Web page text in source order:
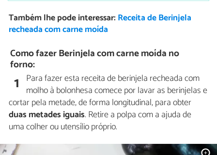
Também lhe pode interessar: Receita de Berinjela
recheada com carne moída
Como fazer Berinjela com carne moída no
forno:
1 Para fazer esta receita de berinjela recheada com
molho à bolonhesa comece por lavar as berinjelas e
cortar pela metade, de forma longitudinal, para obter
duas metades iguais. Retire a polpa com a ajuda de
uma colher ou utensílio próprio.